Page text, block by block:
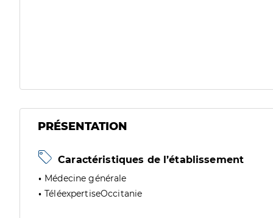
PRÉSENTATION
Caractéristiques de l’établissement
Médecine générale
TéléexpertiseOccitanie